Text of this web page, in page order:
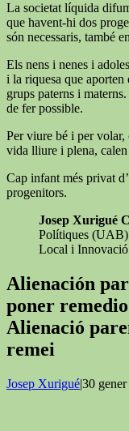
La societat líquida
que havent-hi dos
són necessaris, també
Els nens i nenes i
i la riquesa que aporten
grups paterns i
de fer possible.
Per viure bé i per volar,
vida lliure i plena,
Cap infant més privat
progenitors.
Josep Xurigué
Polítiques (UAB)
Local i
Alienación
poner remedio
Alienació
remei
Josep Xurigué|30